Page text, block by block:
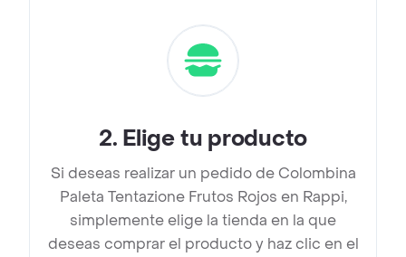
2. Elige tu producto
Si deseas realizar un pedido de Colombina
Paleta Tentazione Frutos Rojos en Rappi,
simplemente elige la tienda en la que
deseas comprar el producto y haz clic en el